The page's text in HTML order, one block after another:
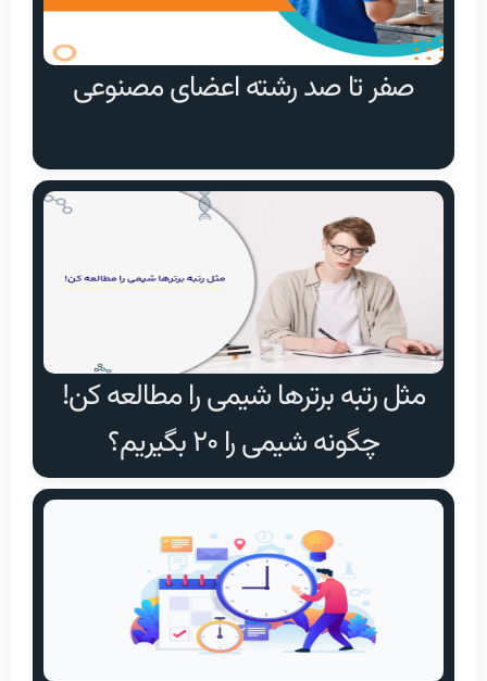
صفر تا صد رشته اعضای مصنوعی
مثل رتبه برتر‌ها شیمی را مطالعه کن!
چگونه شیمی را ۲۰ بگیریم؟